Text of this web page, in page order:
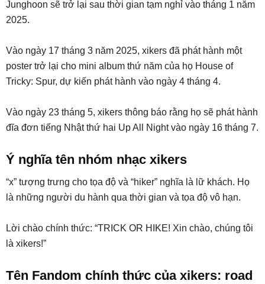
Junghoon sẽ trở lại sau thời gian tạm nghỉ vào tháng 1 năm
2025.
Vào ngày 17 tháng 3 năm 2025, xikers đã phát hành một
poster trở lại cho mini album thứ năm của họ House of
Tricky: Spur, dự kiến phát hành vào ngày 4 tháng 4.
Vào ngày 23 tháng 5, xikers thông báo rằng họ sẽ phát hành
đĩa đơn tiếng Nhật thứ hai Up All Night vào ngày 16 tháng 7.
Ý nghĩa tên nhóm nhạc xikers
“x” tượng trưng cho tọa độ và “hiker” nghĩa là lữ khách. Họ
là những người du hành qua thời gian và tọa độ vô hạn.
Lời chào chính thức: “TRICK OR HIKE! Xin chào, chúng tôi
là xikers!”
Tên Fandom chính thức của xikers: road